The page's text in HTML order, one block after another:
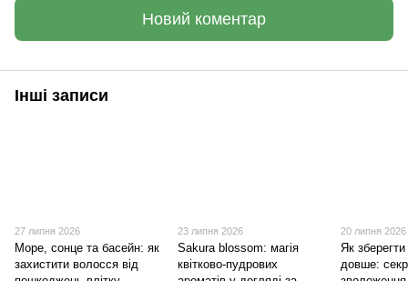
Новий коментар
Інші записи
27 липня 2026
Море, сонце та басейн: як
захистити волосся від
23 липня 2026
Sakura blossom: магія
квітково-пудрових
20 липня 2026
Як
довше: